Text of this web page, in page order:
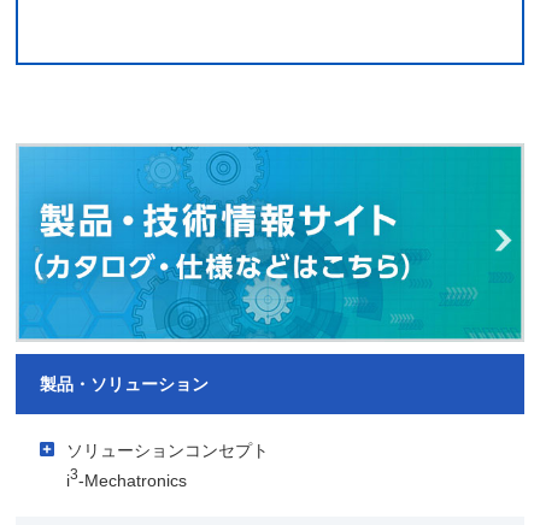
製品・ソリューション
ソリューションコンセプト
i3-Mechatronics